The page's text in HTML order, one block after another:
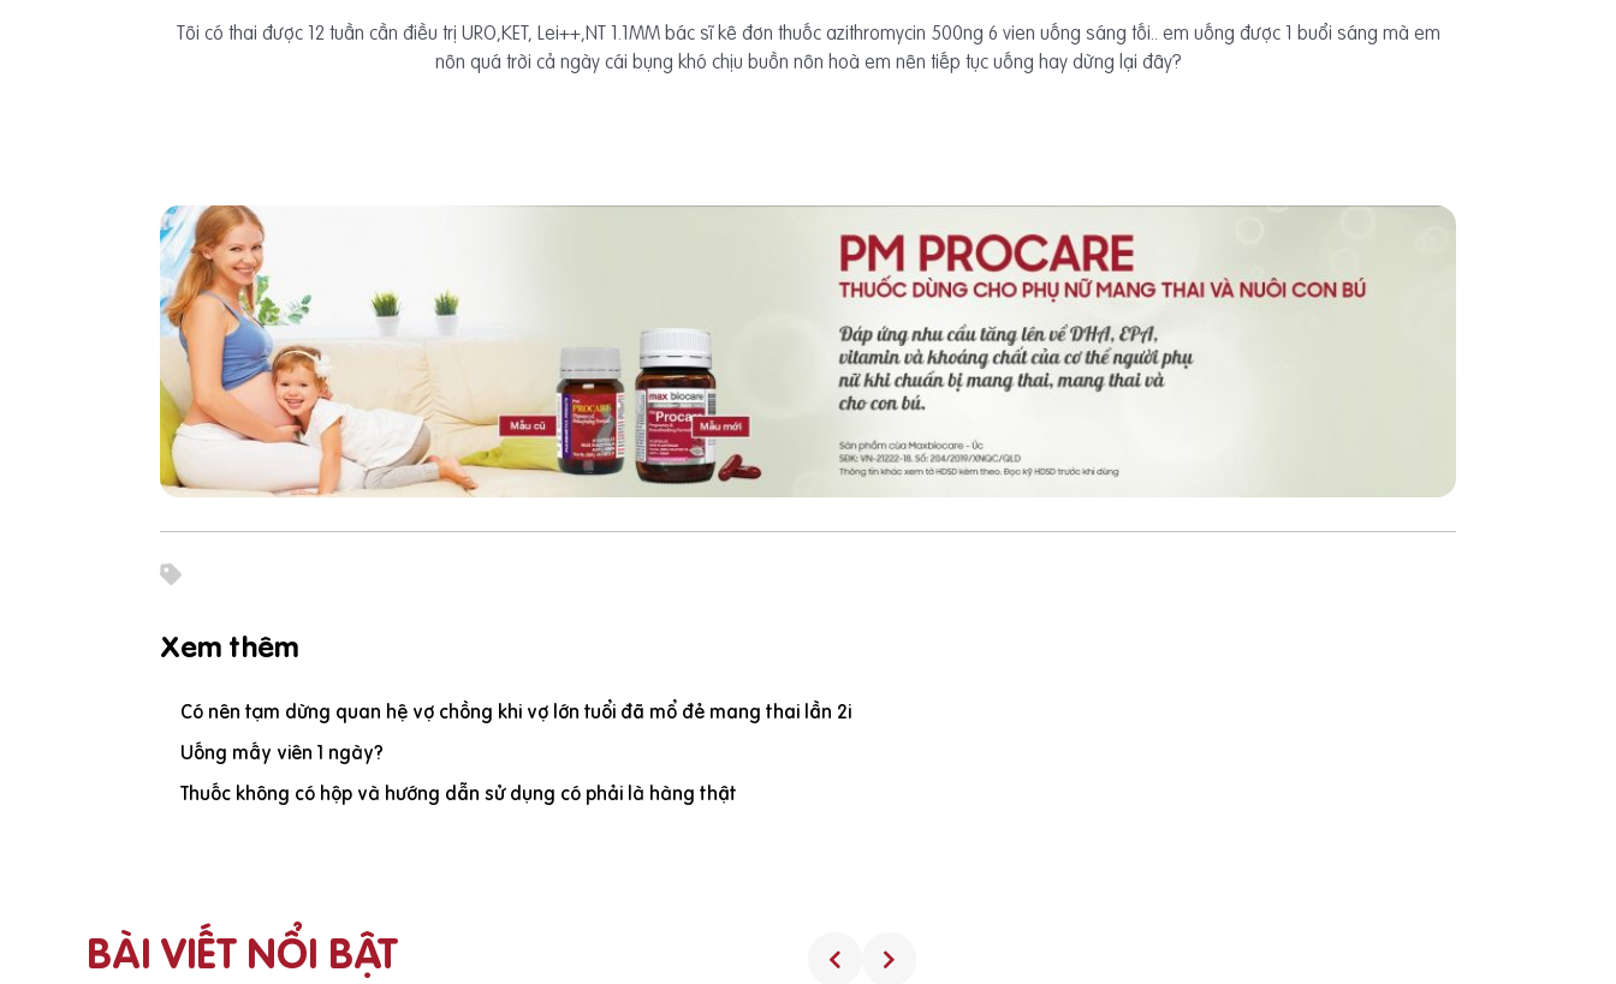
Tôi có thai được 12 tuần cần điều trị URO,KET, Lei++,NT 1.1MM bác sĩ kê đơn thuốc azithromycin 500ng 6 vien uống sáng tối.. em uống được 1 buổi sáng mà em
nôn quá trời cả ngày cái bụng khó chịu buồn nôn hoà em nên tiếp tục uống hay dừng lại đây?
Xem thêm
Có nên tạm dừng quan hệ vợ chồng khi vợ lớn tuổi đã mổ đẻ mang thai lần 2i
Uống mấy viên 1 ngày?
Thuốc không có hộp và hướng dẫn sử dụng có phải là hàng thật
BÀI VIẾT NỔI BẬT